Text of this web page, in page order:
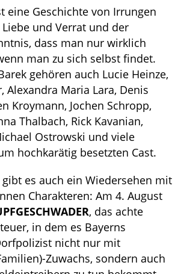
eine Geschichte von Irrungen
und Verrat und der
dass man nur wirklich
man zu sich selbst findet.
gehören auch Lucie Heinze,
Alexandra Maria Lara, Denis
Kroymann, Jochen Schropp,
Thalbach, Rick Kavanian,
Ostrowski und viele
hochkarätig besetzten Cast.
es auch ein Wiedersehen mit
Charakteren: Am 4. August
, das achte
in dem es Bayerns
nicht nur mit
Zuwachs, sondern auch